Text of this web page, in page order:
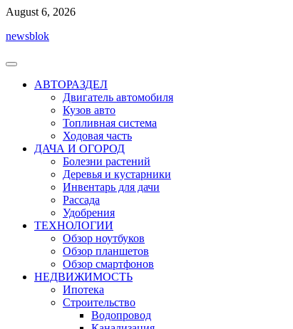
Перейти
содержимому
August 6, 2026
newsblok
АВТОРАЗДЕЛ
Двигатель автомобиля
Кузов авто
Топливная система
Ходовая часть
ДАЧА И ОГОРОД
Болезни растений
Деревья и кустарники
Инвентарь для дачи
Рассада
Удобрения
ТЕХНОЛОГИИ
Обзор ноутбуков
Обзор планшетов
Обзор смартфонов
НЕДВИЖИМОСТЬ
Ипотека
Строительство
Водопровод